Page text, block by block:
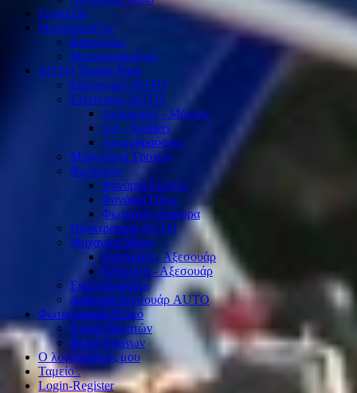
Εργαλεία
Μοτοσυκλέτες
Καινούριες
Μεταχειρισμένες
AUTO Tuning Parts
Εσωτερικό AUTO
Εξωτερικό AUTO
Αεροτομές - Μάσκες
Lip - Spoilers
Ανεμοθραύστες
Μπουλόνια Τροχών
Φωτισμός
Φανάρια Εμπρός
Φανάρια Πίσω
Φωτισμός Διάφορα
Ηλεκτρονικά AUTO
Μηχανικά Μέρη
Εισαγωγή - Αξεσουάρ
Εξάτμιση - Αξεσουάρ
Εκκεντροφόροι
Διάφορα Αξεσουάρ AUTO
Φωτογραφικό Υλικό
Υλικό Πελατών
Φωτό Αγώνων
Ο λογαριασμός μου
Ταμείο .
Login-Register